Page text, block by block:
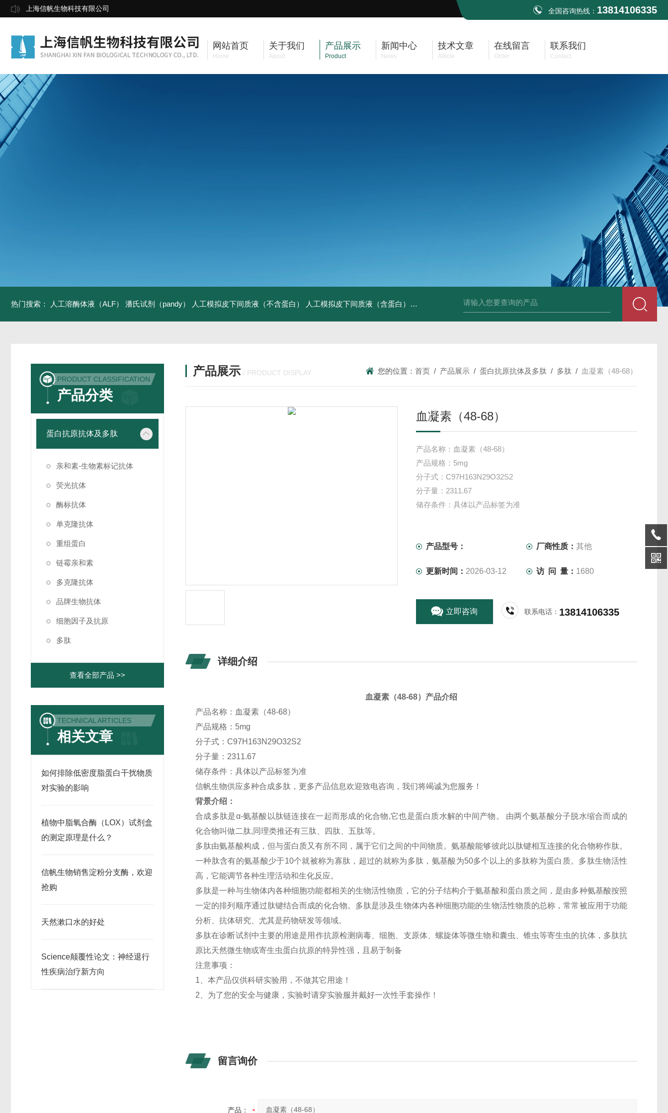
上海信帆生物科技有限公司 全国咨询热线： 13814106335
网站首页
Home
关于我们
About
产品展示
Product
新闻中心
News
技术文章
Article
在线留言
Order
联系我们
Contact
热门搜索： 人工溶酶体液（ALF） 潘氏试剂（pandy） 人工模拟皮下间质液（不含蛋白） 人工模拟皮下间质液（含蛋白） FITC标记小鼠抗His tag 组织细胞固定液（8％，PFA） 总胆汁酸（TBA）质
PRODUCT CLASSIFICATION
产品分类
蛋白抗原抗体及多肽
亲和素-生物素标记抗体
荧光抗体
酶标抗体
单克隆抗体
重组蛋白
链霉亲和素
多克隆抗体
品牌生物抗体
细胞因子及抗原
多肽
查看全部产品 >>
TECHNICAL ARTICLES
相关文章
如何排除低密度脂蛋白干扰物质
对实验的影响
植物中脂氧合酶（LOX）试剂盒
的测定原理是什么？
信帆生物销售淀粉分支酶，欢迎
抢购
天然漱口水的好处
Science颠覆性论文：神经退行
性疾病治疗新方向
产品展示 / PRODUCT DISPLAY 您的位置： 首页 / 产品展示 / 蛋白抗原抗体及多肽 / 多肽 / 血凝素（48-68）
血凝素（48-68）
产品名称：血凝素（48-68）
产品规格：5mg
分子式：C97H163N29O32S2
分子量：2311.67
储存条件：具体以产品标签为准
本产品仅供科研实验用，不做其它用途！
产品型号： 厂商性质：其他
更新时间： 2026-03-12 访 问 量： 1680
立即咨询 联系电话： 13814106335
详细介绍
血凝素（48-68） 产品介绍
产品名称：血凝素（48-68）
产品规格： 5mg
分子式：C97H163N29O32S2
分子量： 2311.67
储存条件：具体以产品标签为准
信帆生物供应多种合成多肽，更多产品信息欢迎致电咨询，我们将竭诚为您服务！
背景介绍：
合成多肽是α-氨基酸以肽链连接在一起而形成的化合物,它也是蛋白质水解的中间产物。 由两个氨基酸分子脱水缩合而成的
化合物叫做二肽,同理类推还有三肽、四肽、五肽等。
多肽由氨基酸构成，但与蛋白质又有所不同，属于它们之间的中间物质。氨基酸能够彼此以肽键相互连接的化合物称作肽。
一种肽含有的氨基酸少于10个就被称为寡肽，超过的就称为多肽，氨基酸为50多个以上的多肽称为蛋白质。多肽生物活性
高，它能调节各种生理活动和生化反应。
多肽是一种与生物体内各种细胞功能都相关的生物活性物质，它的分子结构介于氨基酸和蛋白质之间，是由多种氨基酸按照
一定的排列顺序通过肽键结合而成的化合物。多肽是涉及生物体内各种细胞功能的生物活性物质的总称，常常被应用于功能
分析、抗体研究、尤其是药物研发等领域。
多肽在诊断试剂 中主要的用途是用作抗原检测病毒、细胞、支原体、螺旋体等微生物和囊虫、锥虫等寄生虫的抗体，多肽抗
原比天然微生物或寄生虫蛋白抗原的特异性强，且易于制备
注意事项：
1 、本产品仅供科研实验用，不做其它用途！
2 、为了您的安全与健康，实验时请穿实验服并戴好一次性手套操作！
留言询价
产品：